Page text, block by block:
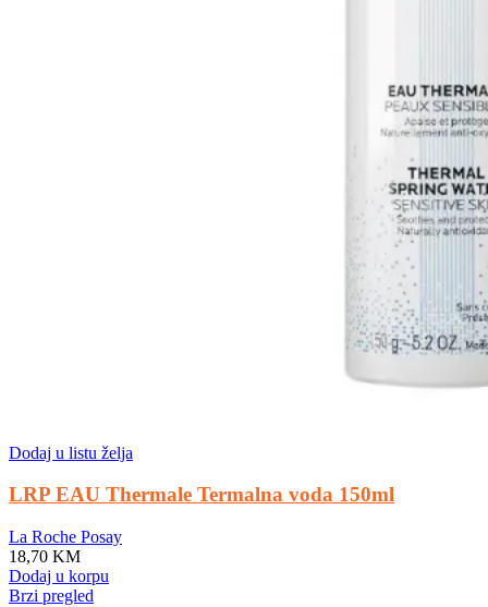
Dodaj u listu želja
LRP EAU Thermale Termalna voda 150ml
La Roche Posay
18,70 KM
Dodaj u korpu
Brzi pregled